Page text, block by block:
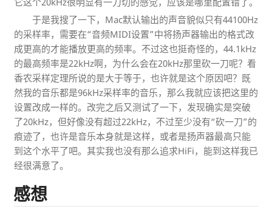
于是我搜了一下，Mac默认输出的声音貌似只有44100Hz
的采样率，需要在“音频MIDI设置”中将扬声器输出的格式改
成更高的才能播放更高的频率。不过这也挺奇怪的，44.1kHz
的最高频率是22kHz啊，为什么会在20kHz那里砍一刀呢？看
香农采样定理所说的是大于等于，也许就是这个原因吧？既
然我的音乐都是96kHz采样率的音乐，那么我就应该把这里的
设置改成一样的。改完之后又测试了一下，发现确实是突破
了20kHz，但好像没有超过22kHz，不过至少没有“砍一刀”的
痕迹了，也许是音乐本身就是这样，或者是扬声器最高只能
到这个水平了吧。其实我也没有那么追求HiFi，能到这样我已
经很满意了。
感想